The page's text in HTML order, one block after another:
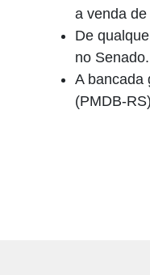
a venda
De
no
A bancada
(PMDB-